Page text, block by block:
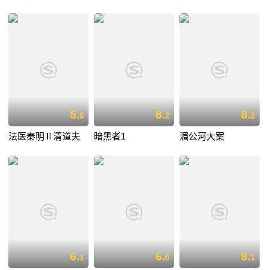
5.6
法医秦明Ⅱ清道夫
8.2
暗黑者1
8.2
湄公河大案
6.1 6.0 8.1